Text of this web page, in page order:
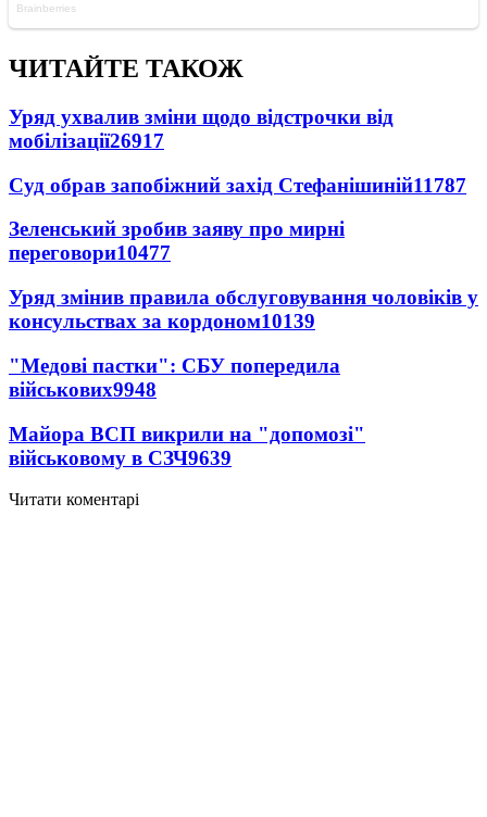
ЧИТАЙТЕ ТАКОЖ
Уряд ухвалив зміни щодо відстрочки від
мобілізації26917
Суд обрав запобіжний захід Стефанішиній11787
Зеленський зробив заяву про мирні
переговори10477
Уряд змінив правила обслуговування чоловіків у
консульствах за кордоном10139
"Медові пастки": СБУ попередила
військових9948
Майора ВСП викрили на "допомозі"
військовому в СЗЧ9639
Читати коментарі